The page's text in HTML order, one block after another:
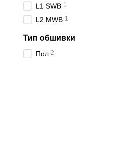
L1 SWB 1
L2 MWB 1
Тип обшивки
Пол 2